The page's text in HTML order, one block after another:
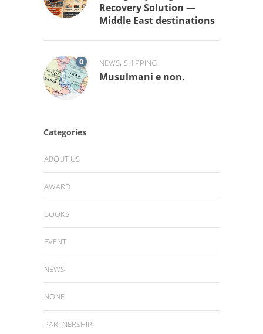
Recovery Solution —
Middle East destinations
0 NEWS, SHIPPING
Musulmani e non.
Categories
ABOUT US
AWARD
BOOKS
EVENT
NEWS
NONE
PARTNERSHIP